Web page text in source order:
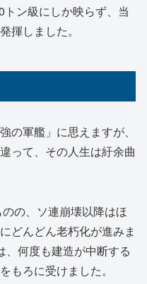
ン級にしか映らず、当
揮しました。
の軍艦」に思えますが、
って、その人生は紆余曲
の、ソ連崩壊以降はほ
どんどん老朽化が進みま
、何度も建造が中断する
もろに受けました。